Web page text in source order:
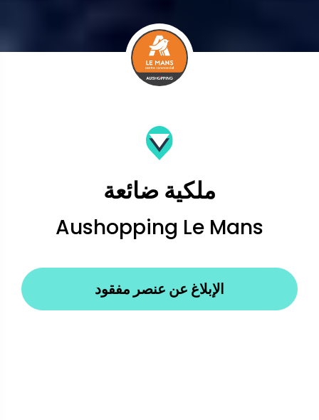
ملكية ضائعة
Aushopping Le Mans
الإبلاغ عن عنصر مفقود